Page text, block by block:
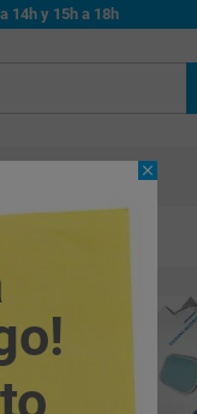
y 15h a 18h
LIMPIAFONDOSclose